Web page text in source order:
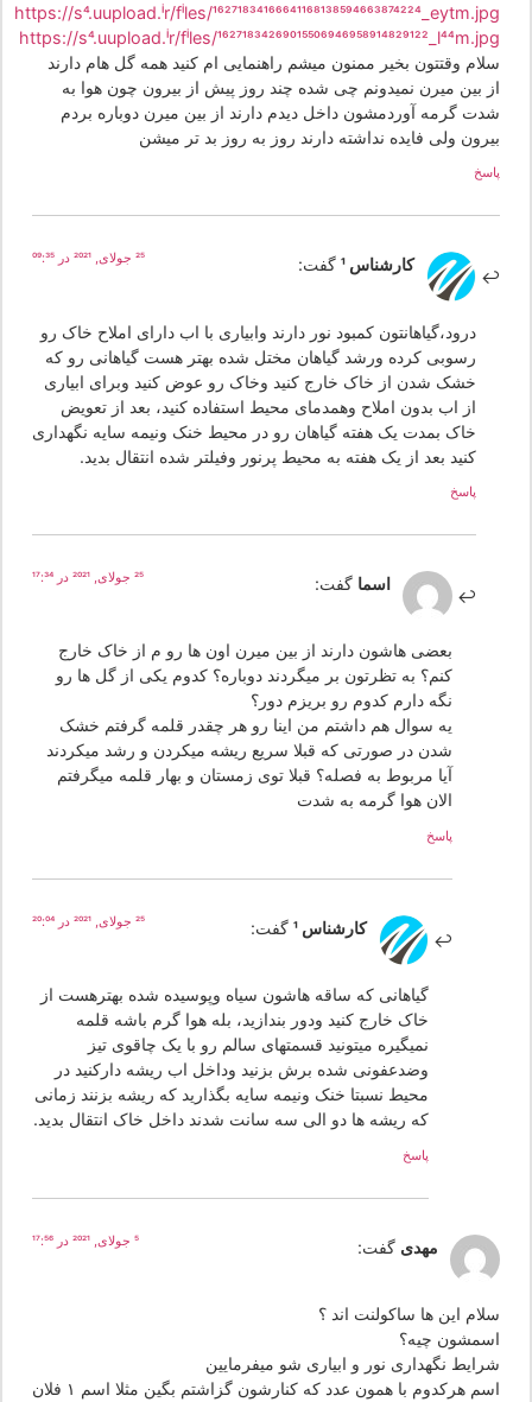
https://s4.uupload.ir/files/
https://s4.uupload.ir/files/
وقتتون بخیر ممنون میشم راهنمایی ام کنید همه گل هام دارند
بین میرن نمیدونم چی شده چند روز پیش از بیرون چون هوا به
گرمه آوردمشون داخل دیدم دارند از بین میرن دوباره بردم
ولی فایده نداشته دارند روز به روز بد تر میشن
کارشناس 1 گفت:
درود،گیاهانتون کمبود نور دارند وابیاری با اب دارای املاح خاک رو
رسوبی کرده ورشد گیاهان مختل شده بهتر هست گیاهانی رو که
خشک شدن از خاک خارج کنید وخاک رو عوض کنید وبرای ابیاری
از اب بدون املاح وهمدمای محیط استفاده کنید، بعد از تعویض
خاک بمدت یک هفته گیاهان رو در محیط خنک ونیمه سایه نگهداری
کنید بعد از یک هفته به محیط پرنور وفیلتر شده انتقال بدید.
اسما گفت:
بعضی هاشون دارند از بین میرن اون ها رو م از خاک خارج
کنم؟ به تظرتون بر میگردند دوباره؟ کدوم یکی از گل ها رو
نگه دارم کدوم رو بریزم دور؟
یه سوال هم داشتم من اینا رو هر چقدر قلمه گرفتم خشک
شدن در صورتی که قبلا سریع ریشه میکردن و رشد میکردند
آیا مربوط به فصله؟ قبلا توی زمستان و بهار قلمه میگرفتم
الان هوا گرمه به شدت
کارشناس 1 گفت:
گیاهانی که ساقه هاشون سیاه وپوسیده شده بهترهست از
خاک خارج کنید ودور بندازید، بله هوا گرم باشه قلمه
نمیگیره میتونید قسمتهای سالم رو با یک چاقوی تیز
وضدعفونی شده برش بزنید وداخل اب ریشه دارکنید در
محیط نسبتا خنک ونیمه سایه بگذارید که ریشه بزنند زمانی
که ریشه ها دو الی سه سانت شدند داخل خاک انتقال بدید.
مهدی گفت:
این ها ساکولنت اند ؟
چیه؟
نگهداری نور و ابیاری شو میفرمایین
هرکدوم با همون عدد که کنارشون گزاشتم بگین مثلا اسم ۱ فلان